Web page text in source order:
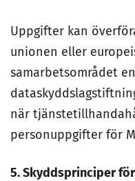
Uppgifter kan
unionen eller
samarbetsområdet
när
personuppgifter för
5. Skyddsprinciper